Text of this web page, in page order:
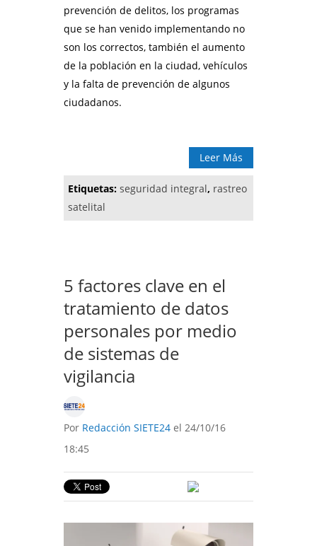
prevención de delitos, los programas
que se han venido implementando no
son los correctos, también el aumento
de la población en la ciudad, vehículos
y la falta de prevención de algunos
ciudadanos.
Leer Más
Etiquetas: seguridad integral, rastreo
satelital
5 factores clave en el
tratamiento de datos
personales por medio
de sistemas de
vigilancia
Por Redacción SIETE24 el 24/10/16
18:45